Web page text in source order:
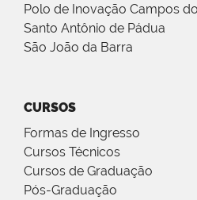
Polo de Inovação Campos
Santo Antônio de Pádua
São João da Barra
CURSOS
Formas de Ingresso
Cursos Técnicos
Cursos de Graduação
Pós-Graduação